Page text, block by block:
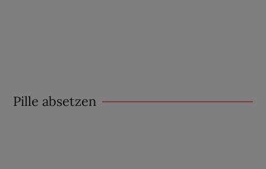
Pille absetzen